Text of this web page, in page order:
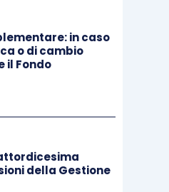
in caso
o di cambio
il Fondo
della Gestione